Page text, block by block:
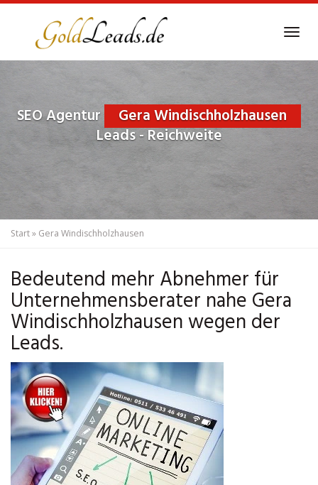
SEO Agentur
Gera Windischholzhausen
Leads - Reichweite
Start» Gera Windischholzhausen
Bedeutend mehr Abnehmer für
Unternehmensberater nahe Gera
Windischholzhausen wegen der
Leads.